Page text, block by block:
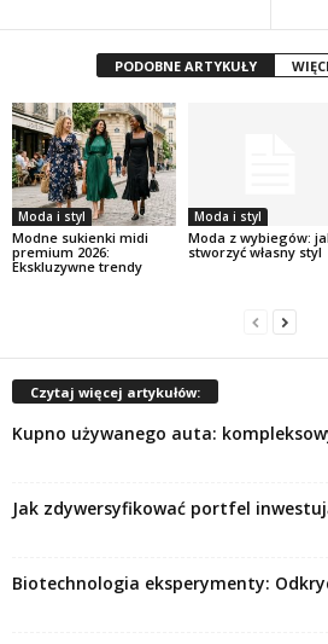
PODOBNE ARTYKUŁY
Moda i styl
Modne sukienki midi
premium 2026:
Ekskluzywne trendy
Moda i styl
Moda z wybiegów:
stworzyć własny styl
Czytaj więcej artykułów:
Kupno używanego auta:
Jak zdywersyfikować portfel
Biotechnologia eksperymenty: